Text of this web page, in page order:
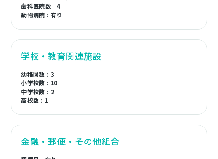
歯科医院数 : 4
動物病院 : 有り
学校・教育関連施設
幼稚園数 : 3
小学校数 : 10
中学校数 : 2
高校数 : 1
金融・郵便・その他組合